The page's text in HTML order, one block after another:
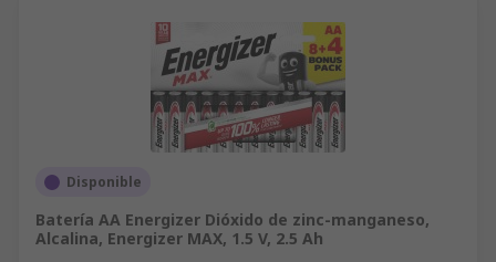
Disponible
Batería AA Energizer Dióxido de zinc-manganeso,
Alcalina, Energizer MAX, 1.5 V, 2.5 Ah